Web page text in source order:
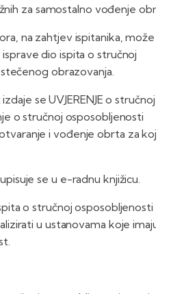
za samostalno vođenje obrta..
na zahtjev ispitanika, može
dio ispita o stručnoj
obrazovanja.
se UVJERENJE o stručnoj
o stručnoj osposobljenosti
i vođenje obrta za koji je
se u e-radnu knjižicu.
o stručnoj osposobljenosti
u ustanovama koje imaju